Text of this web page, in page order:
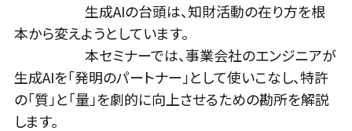
生成AIの台頭は、知財活動の在り方を根
本から変えようとしています。
本セミナーでは、事業会社のエンジニアが
生成AIを「発明のパートナー」として使いこなし、特許
の「質」と「量」を劇的に向上させるための勘所を解説
します。